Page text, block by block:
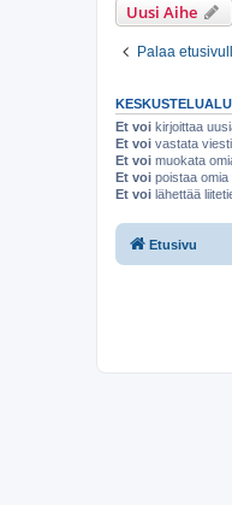
Uusi Aihe
Palaa
Et voi kirjoittaa
Et voi vastata
Et voi muokata
Et voi poistaa
Et voi lähettää
Etusivu